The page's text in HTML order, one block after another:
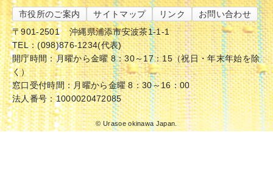
市役所のご案内 サイトマップ リンク
お問い合わせ
〒901-2501
沖縄県浦添市安波茶1-1-1
TEL：(098)876-1234(代表)
開庁時間：月曜から金曜 8：30～17：15（祝日・年末年始を除
く）
窓口受付時間：月曜から金曜 8：30～16：00
法人番号：1000020472085
© Urasoe okinawa Japan.